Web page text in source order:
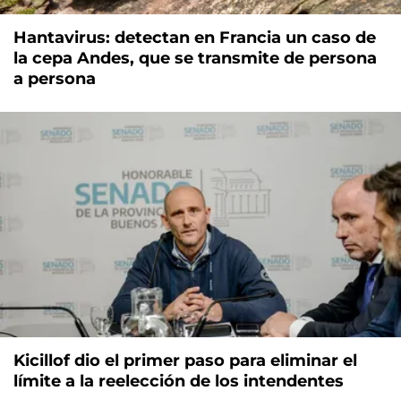
Hantavirus: detectan en Francia un caso de
la cepa Andes, que se transmite de persona
a persona
Kicillof dio el primer paso para eliminar el
límite a la reelección de los intendentes